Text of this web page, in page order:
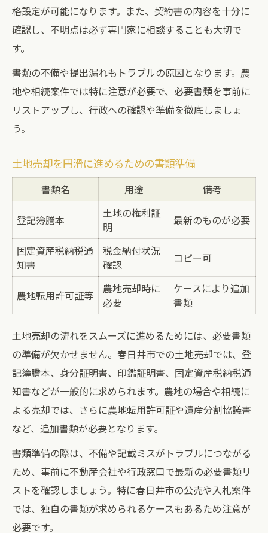
格設定が可能になります。また、契約書の内容を十分に
確認し、不明点は必ず専門家に相談することも大切で
す。
書類の不備や提出漏れもトラブルの原因となります。農
地や相続案件では特に注意が必要で、必要書類を事前に
リストアップし、行政への確認や準備を徹底しましょ
う。
土地売却を円滑に進めるための書類準備
書類名 用途 備考
登記簿謄本
土地の権利証
明
最新のものが必要
固定資産税納税通
知書
税金納付状況
確認
コピー可
農地転用許可証等
農地売却時に
必要
ケースにより追加
書類
土地売却の流れをスムーズに進めるためには、必要書類
の準備が欠かせません。春日井市での土地売却では、登
記簿謄本、身分証明書、印鑑証明書、固定資産税納税通
知書などが一般的に求められます。農地の場合や相続に
よる売却では、さらに農地転用許可証や遺産分割協議書
など、追加書類が必要となります。
書類準備の際は、不備や記載ミスがトラブルにつながる
ため、事前に不動産会社や行政窓口で最新の必要書類リ
ストを確認しましょう。特に春日井市の公売や入札案件
では、独自の書類が求められるケースもあるため注意が
必要です。